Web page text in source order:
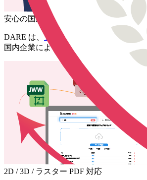
安心の国産サービス
DARE は、システムメトリックス株式会
国内企業による運営体制のもと、業務
2D / 3D / ラスター PDF 対応